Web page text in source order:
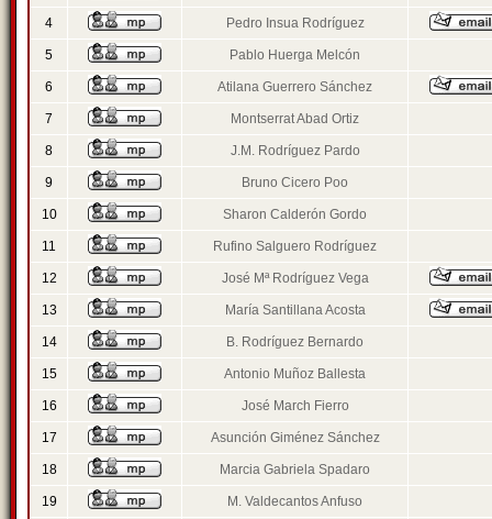
4 Pedro Insua Rodríguez
5 Pablo Huerga Melcón
6 Atilana Guerrero Sánchez
7 Montserrat Abad Ortiz
8 J.M. Rodríguez Pardo
9 Bruno Cicero Poo
10 Sharon Calderón Gordo
11 Rufino Salguero Rodríguez
12 José Mª Rodríguez Vega
13 María Santillana Acosta
14 B. Rodríguez Bernardo
15 Antonio Muñoz Ballesta
16 José March Fierro
17 Asunción Giménez Sánchez
18 Marcia Gabriela Spadaro
19 M. Valdecantos Anfuso